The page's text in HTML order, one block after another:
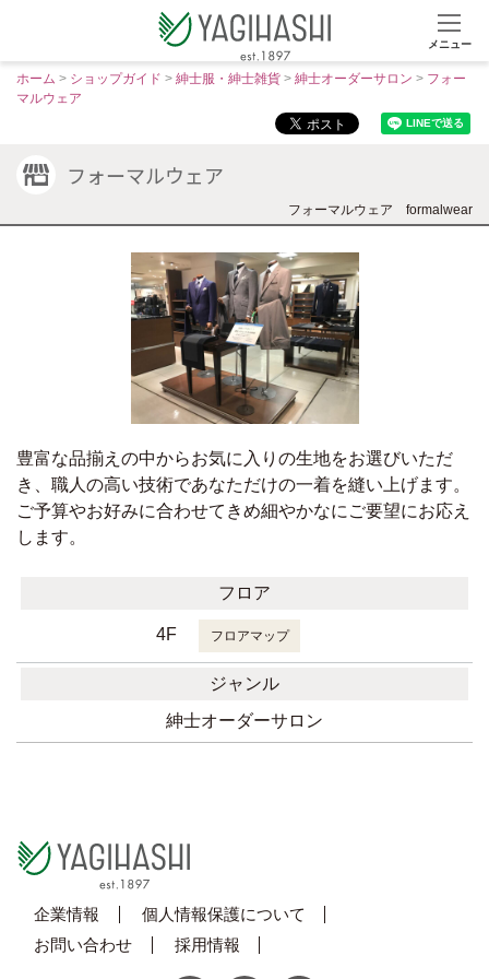
c
メニュー
ホーム > ショップガイド > 紳士服・紳士雑貨 > 紳士オーダーサロン > フォー
マルウェア
フォーマルウェア
フォーマルウェア formalwear
豊富な品揃えの中からお気に入りの生地をお選びいただ
き、職人の高い技術であなただけの一着を縫い上げます。
ご予算やお好みに合わせてきめ細やかなにご要望にお応え
します。
フロア
4F フロアマップ
ジャンル
紳士オーダーサロン
企業情報
個人情報保護について
お問い合わせ
採用情報